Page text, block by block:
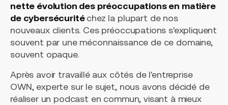
nette évolution des préoccupations en matière
de cybersécuritéchez la plupart de nos
nouveaux clients. Ces préoccupations s'expliquent
souvent par une méconnaissance de ce domaine,
souvent opaque.
Après avoir travaillé aux côtés de l'entreprise
OWN, experte sur le sujet, nous avons décidé de
réaliser un podcast en commun, visant à mieux